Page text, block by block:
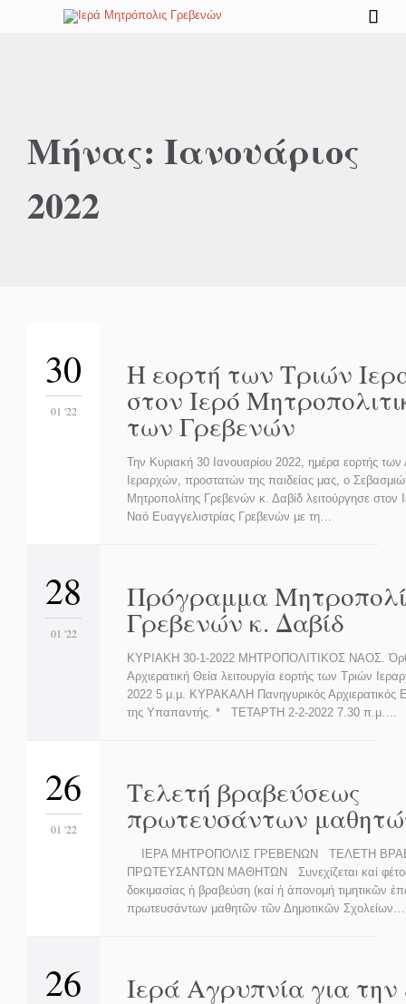

Μήνας: Ιανουάριος
2022
30
01 '22
Η εορτή των Τριών
στον Ιερό
των Γρεβενών
Την Κυριακή 30 Ιανουαρίου 2022, ημέρα εορτής
Ιεραρχών, προστατών της παιδείας μας, ο
Μητροπολίτης Γρεβενών κ. Δαβίδ λειτούργησε στον
Ναό Ευαγγελιστρίας Γρεβενών με τη…
28
01 '22
Πρόγραμμα
Γρεβενών κ. Δαβίδ
ΚΥΡΙΑΚΗ 30-1-2022 ΜΗΤΡΟΠΟΛΙΤΙΚΟΣ ΝΑΟΣ.
Αρχιερατική Θεία λειτουργία εορτής των Τριών
2022 5 μ.μ. ΚΥΡΑΚΑΛΗ Πανηγυρικός Αρχιερατικός
της Υπαπαντής. * ΤΕΤΑΡΤΗ 2-2-2022 7.30 π.μ….
26
01 '22
Τελετή βραβεύσεως
πρωτευσάντων
ΙΕΡΑ ΜΗΤΡΟΠΟΛΙΣ ΓΡΕΒΕΝΩΝ ΤΕΛΕΤΗ
ΠΡΩΤΕΥΣΑΝΤΩΝ ΜΑΘΗΤΩΝ Συνεχίζεται καί
δοκιμασίας ἡ βραβεύση (καί ἡ ἀπονομή τιμητικῶν
πρωτευσάντων μαθητῶν τῶν Δημοτικῶν Σχολείων…
26 Ιερά Αγρυπνία για την